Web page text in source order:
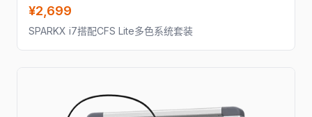
¥2,699
SPARKX i7搭配CFS Lite多色系统套装